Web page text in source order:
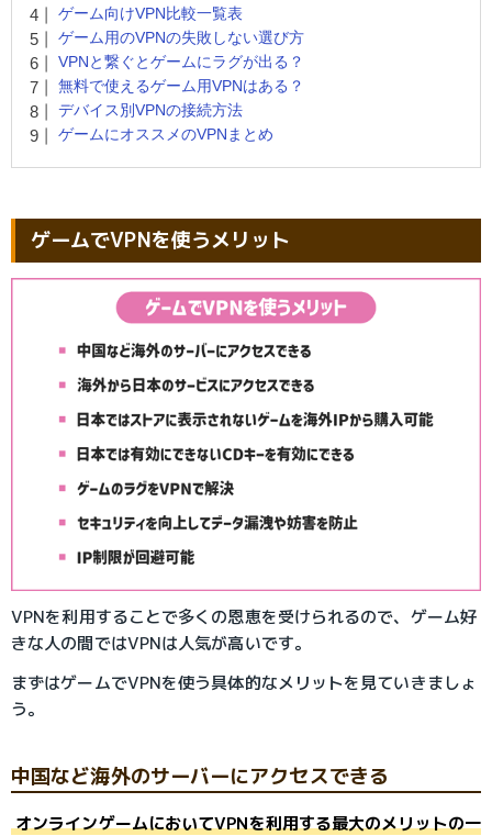
ゲーム向けVPN比較一覧表
ゲーム用のVPNの失敗しない選び方
VPNと繋ぐとゲームにラグが出る？
無料で使えるゲーム用VPNはある？
デバイス別VPNの接続方法
ゲームにオススメのVPNまとめ
ゲームでVPNを使うメリット
VPNを利用することで多くの恩恵を受けられるので、ゲーム好
きな人の間ではVPNは人気が高いです。
まずはゲームでVPNを使う具体的なメリットを見ていきましょ
う。
中国など海外のサーバーにアクセスできる
オンラインゲームにおいてVPNを利用する最大のメリットの一